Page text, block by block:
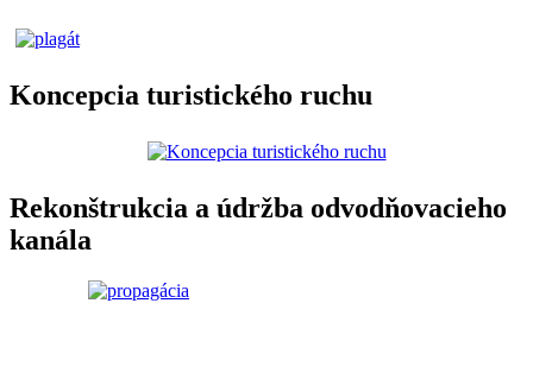
Koncepcia turistického ruchu
Rekonštrukcia a údržba odvodňovacieho
kanála